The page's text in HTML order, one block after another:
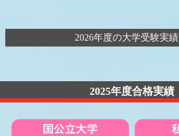
2026年度の大学受験実績
2025年度合格実績